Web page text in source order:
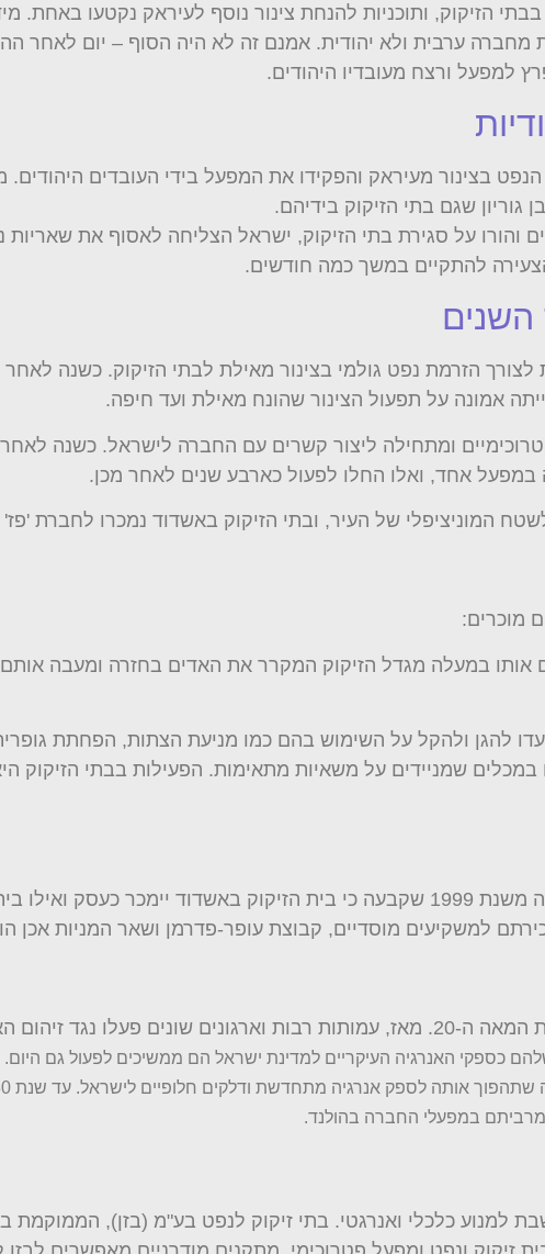
הזיקוק, ותוכניות להנחת צינור נוסף לעיראק נקטעו באחת.
ערבית ולא יהודית. אמנם זה לא היה הסוף – יום לאחר
למפעל ורצח מעובדיו היהודים.
בצינור מעיראק והפקידו את המפעל בידי העובדים
שגם בתי הזיקוק בידיהם.
והורו על סגירת בתי הזיקוק, ישראל הצליחה לאסוף את
להתקיים במשך כמה חודשים.
השנים
אמונה על תפעול הצינור שהונח מאילת ועד חיפה.
הפטרוכימיים ומתחילה ליצור קשרים עם החברה לישראל. כשנה
במפעל אחד, ואלו החלו לפעול כארבע שנים לאחר מכן.
מוכרים:
במעלה מגדל הזיקוק המקרר את האדים בחזרה ומעבה אותם
להגן ולהקל על השימוש בהם כמו מניעת הצתות, הפחתת
שמניידים על משאיות מתאימות. הפעילות בבתי הזיקוק
פיצול בתי הזיקוק התרחש בעקבו החלטת הממשלה משנת 1999 שקבעה כי בית הזיקוק
המאבק הציבורי על ניקיון האוויר החל כבר במחצית המאה ה-20. מאז, עמותות רבות וארגונים
כספקי האנרגיה העיקריים למדינת ישראל הם ממשיכים לפעול גם היום.
למנוע כלכלי ואנרגטי. בתי זיקוק לנפט בע"מ (בזן),